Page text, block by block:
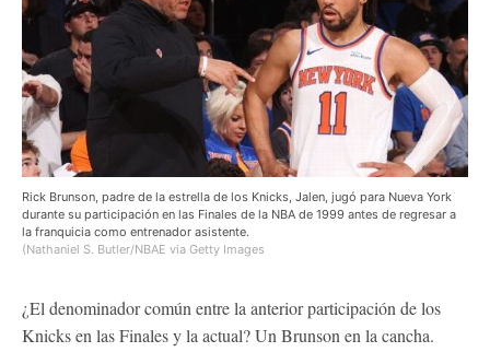
Rick Brunson, padre de la estrella de los Knicks, Jalen, jugó para Nueva York
durante su participación en las Finales de la NBA de 1999 antes de regresar a
la franquicia como entrenador asistente.
(Nathaniel S. Butler/NBAE via Getty Images
¿El denominador común entre la anterior participación de los
Knicks en las Finales y la actual? Un Brunson en la cancha.